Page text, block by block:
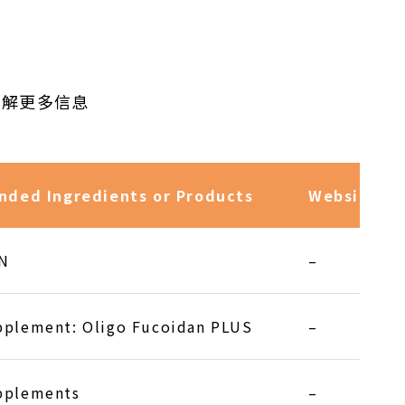
更多信息
Ingredients or Products Website
–
Oligo Fucoidan PLUS –
–